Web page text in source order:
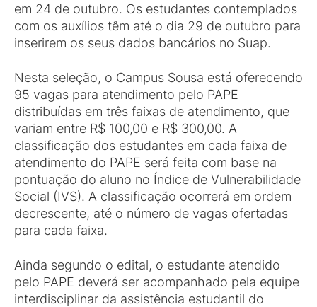
em 24 de outubro. Os estudantes contemplados
com os auxílios têm até o dia 29 de outubro para
inserirem os seus dados bancários no Suap.
Nesta seleção, o Campus Sousa está oferecendo
95 vagas para atendimento pelo PAPE
distribuídas em três faixas de atendimento, que
variam entre R$ 100,00 e R$ 300,00. A
classificação dos estudantes em cada faixa de
atendimento do PAPE será feita com base na
pontuação do aluno no Índice de Vulnerabilidade
Social (IVS). A classificação ocorrerá em ordem
decrescente, até o número de vagas ofertadas
para cada faixa.
Ainda segundo o edital, o estudante atendido
pelo PAPE deverá ser acompanhado pela equipe
interdisciplinar da assistência estudantil do